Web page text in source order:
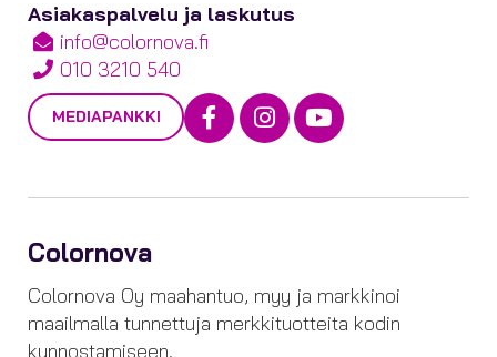
Asiakaspalvelu ja laskutus
info@colornova.fi
010 3210 540
MEDIAPANKKI Facebook
Instagram
Youtube
Colornova
Colornova Oy maahantuo, myy ja markkinoi
maailmalla tunnettuja merkkituotteita kodin
kunnostamiseen.